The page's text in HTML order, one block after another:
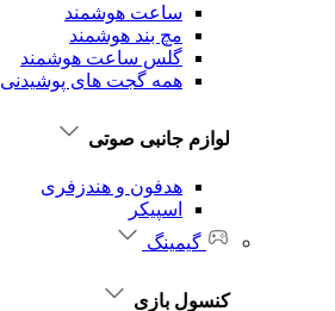
ساعت هوشمند
مچ بند هوشمند
گلس ساعت هوشمند
همه گجت های پوشیدنی
لوازم جانبی صوتی
هدفون و هندزفری
اسپیکر
گیمینگ
کنسول بازی